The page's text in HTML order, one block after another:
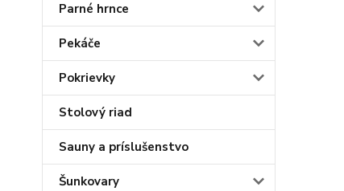
Parné hrnce
Pekáče
Pokrievky
Stolový riad
Sauny a príslušenstvo
Šunkovary